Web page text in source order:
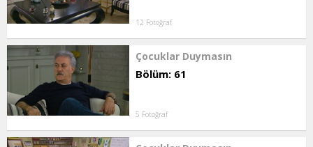
12 Fotoğraf
Çocuklar Duymasın
Bölüm: 61
5 Fotoğraf